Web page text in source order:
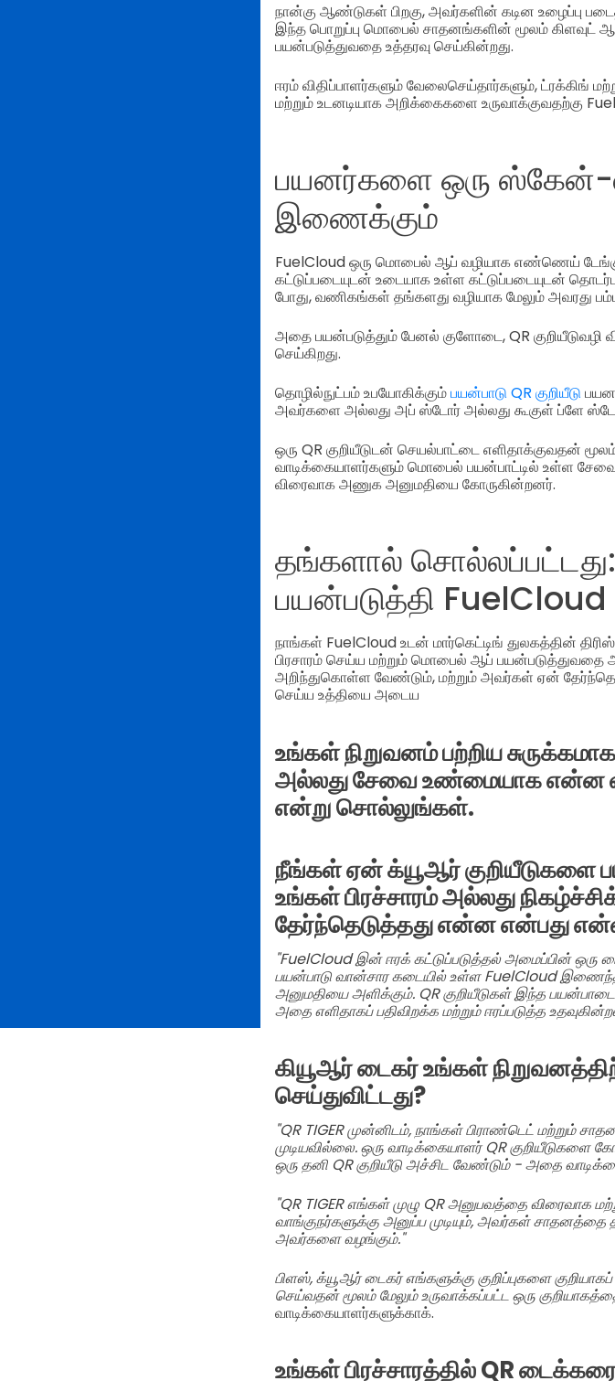
நான்கு ஆண்டுகள் பிறகு, அவர்களின் கடின உழைப்பு
இந்த பொறுப்பு மொபைல் சாதனங்களின் மூலம் கிளவுட்
பயன்படுத்துவதை உத்தரவு செய்கின்றது.
ஈரம் விதிப்பாளர்களும் வேலைசெய்தார்களும், ட்ரக்கிங்
மற்றும் உடனடியாக அறிக்கைகளை உருவாக்குவதற்கு
பயனர்களை ஒரு
இணைக்கும்
FuelCloud ஒரு மொபைல் ஆப் வழியாக எண்ணெய்
கட்டுப்படையுடன் உடையாக உள்ள கட்டுப்படையுடன்
போது, வணிகங்கள் தங்களது வழியாக மேலும் அவரது
அதை பயன்படுத்தும் பேனல் குளோடை, QR குறியீடுவழி
செய்கிறது.
தொழில்நுட்பம் உபயோகிக்கும்பயன்பாடு QR குறியீடு
அவர்களை அல்லது அப் ஸ்டோர் அல்லது கூகுள் ப்ளே
ஒரு QR குறியீடுடன் செயல்பாட்டை எளிதாக்குவதன்
வாடிக்கையாளர்களும் மொபைல் பயன்பாட்டில் உள்ள
விரைவாக அணுக அனுமதியை கோருகின்றனர்.
தங்களால் சொல்லப்பட்டது:
பயன்படுத்தி FuelCloud
நாங்கள் FuelCloud உடன் மார்கெட்டிங் துலகத்தின்
பிரசாரம் செய்ய மற்றும் மொபைல் ஆப் பயன்படுத்துவதை
அறிந்துகொள்ள வேண்டும், மற்றும் அவர்கள் ஏன்
செய்ய உத்தியை அடைய
உங்கள் நிறுவனம் பற்றிய
அல்லது சேவை உண்மையாக என்ன
என்று சொல்லுங்கள்.
நீங்கள் ஏன் க்யூஆர் குறியீடுகளை
உங்கள் பிரச்சாரம் அல்லது
தேர்ந்தெடுத்தது என்ன என்பது
"FuelCloud இன் ஈரக் கட்டுப்படுத்தல் அமைப்பின்
பயன்பாடு வான்சார கடையில் உள்ள FuelCloud இணைந்த
அனுமதியை அளிக்கும். QR குறியீடுகள் இந்த
அதை எளிதாகப் பதிவிறக்க மற்றும் ஈரப்படுத்த
கியூஆர் டைகர் உங்கள்
செய்துவிட்டது?
"QR TIGER முன்னிடம், நாங்கள் பிராண்டெட் மற்றும்
முடியவில்லை. ஒரு வாடிக்கையாளர் QR குறியீடுகளை
ஒரு தனி QR குறியீடு அச்சிட வேண்டும் - அதை
"QR TIGER எங்கள் முழு QR அனுபவத்தை விரைவாக
வாங்குநர்களுக்கு அனுப்ப முடியும், அவர்கள்
அவர்களை வழங்கும்."
பிளஸ், க்யூஆர் டைகர் எங்களுக்கு குறிப்புகளை
செய்வதன் மூலம் மேலும் உருவாக்கப்பட்ட ஒரு
வாடிக்கையாளர்களுக்காக்.
உங்கள் பிரச்சாரத்தில் QR